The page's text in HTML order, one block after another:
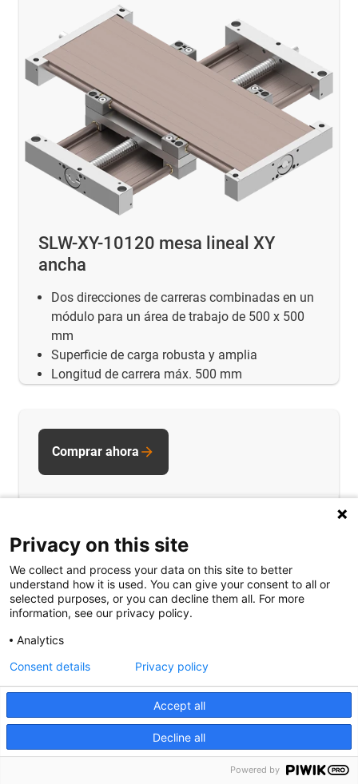
SLW-XY-10120 mesa lineal XY
ancha
Dos direcciones de carreras combinadas en un
módulo para un área de trabajo de 500 x 500
mm
Superficie de carga robusta y amplia
Longitud de carrera máx. 500 mm
SLW-XY-BB-0620 mesa lineal XY en
miniatura sin holgura
Comprar ahora
Privacy on this site
We collect and process your data on this site to better
understand how it is used. You can give your consent to all or
selected purposes, or you can decline them all. For more
information, see our privacy policy.
Analytics
Accept all
Decline all
Consent details Privacy policy
Powered by